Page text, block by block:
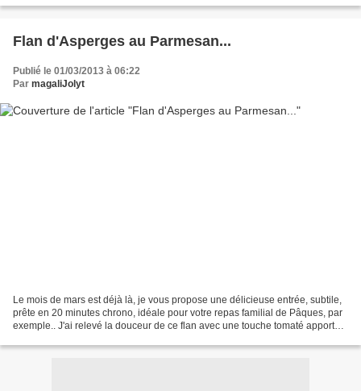
Flan d'Asperges au Parmesan...
Publié le 01/03/2013 à 06:22
Par magaliJolyt
Le mois de mars est déjà là, je vous propose une délicieuse entrée, subtile,
prête en 20 minutes chrono, idéale pour votre repas familial de Pâques, par
exemple.. J'ai relevé la douceur de ce flan avec une touche tomaté apporté